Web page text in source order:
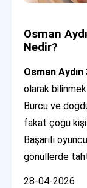
Osman
Nedir?
Osman Aydın
olarak
Burcu ve
fakat çoğu
Başarılı
gönüllerde
28-04-2026